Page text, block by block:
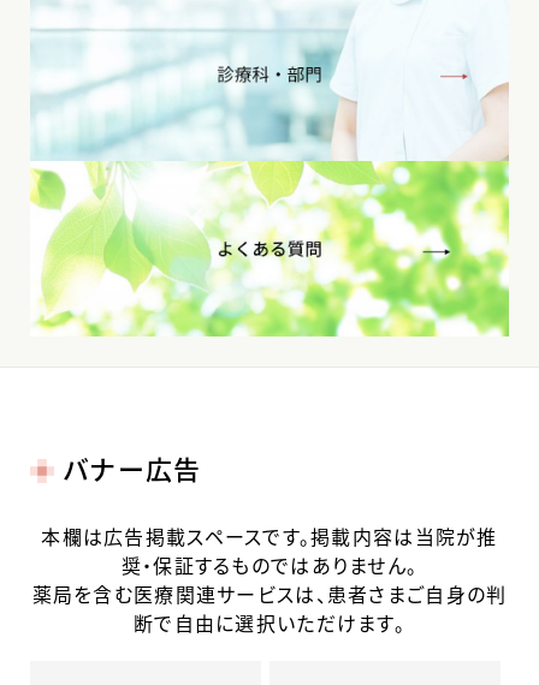
バナー広告
本欄は広告掲載スペースです。掲載内容は当院が推
奨・保証するものではありません。
薬局を含む医療関連サービスは、患者さまご自身の判
断で自由に選択いただけます。